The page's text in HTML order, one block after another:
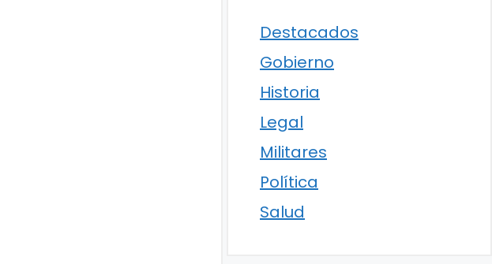
Destacados
Gobierno
Historia
Legal
Militares
Política
Salud